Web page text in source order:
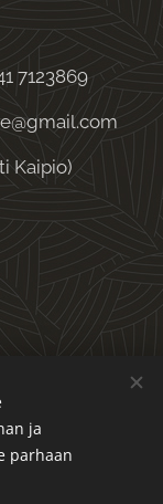
7123869
Kaipio)
ja
parhaan